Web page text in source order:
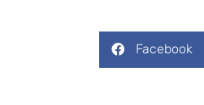
Facebook